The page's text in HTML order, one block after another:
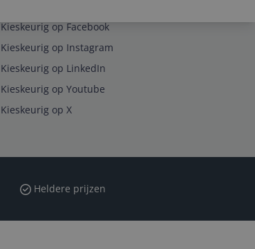
Kieskeurig op Facebook
Kieskeurig op Instagram
Kieskeurig op LinkedIn
Kieskeurig op Youtube
Kieskeurig op X
Heldere prijzen